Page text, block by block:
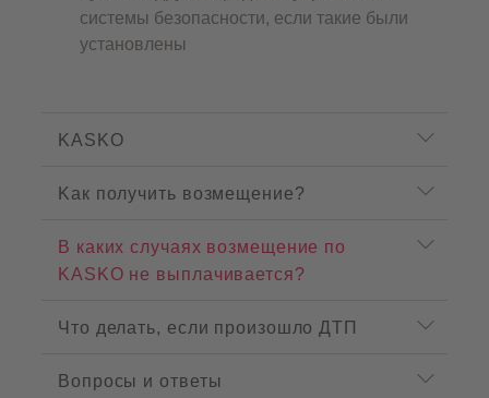
системы безопасности, если такие были
установлены
KASKO
Kак получить возмещение?
В каких случаях возмещение по
KASKO не выплачивается?
Что делать, если произошло ДТП
Вопросы и ответы